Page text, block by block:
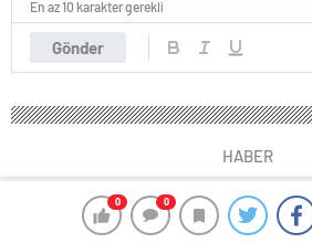
0 0
Gönder
En az 10 karakter gerekli
HABER